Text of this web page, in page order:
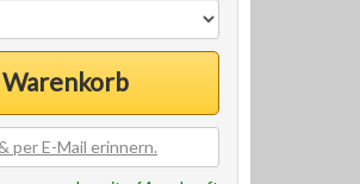
Warenkorb
per E-Mail erinnern.